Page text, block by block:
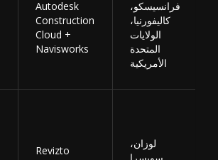
Autodesk
Construction
Cloud +
Navisworks
فرانسيسكو،
كاليفورنيا،
الولايات
المتحدة
الأمريكية
Revizto
لوزان،